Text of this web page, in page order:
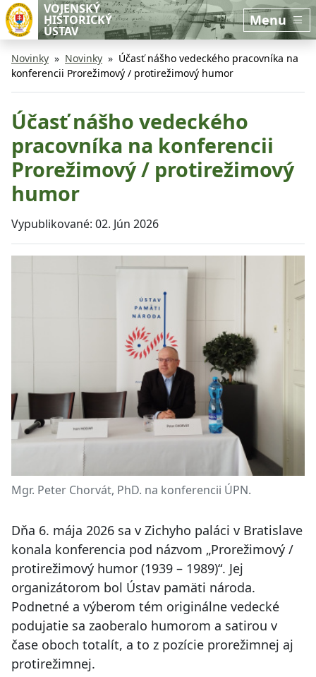
Preskočiť na hlavný obsah
Preskočiť na bočnú lištu
VOJENSKÝ
HISTORICKÝ
ÚSTAV
Menu
Novinky Novinky
Účasť nášho vedeckého pracovníka na
konferencii Prorežimový / protirežimový humor
Účasť nášho vedeckého
pracovníka na konferencii
Prorežimový / protirežimový
humor
Vypublikované: 02. Jún 2026
Mgr. Peter Chorvát, PhD. na konferencii ÚPN.
Dňa 6. mája 2026 sa v Zichyho paláci v Bratislave
konala konferencia pod názvom „Prorežimový /
protirežimový humor (1939 – 1989)“. Jej
organizátorom bol Ústav pamäti národa.
Podnetné a výberom tém originálne vedecké
podujatie sa zaoberalo humorom a satirou v
čase oboch totalít, a to z pozície prorežimnej aj
protirežimnej.